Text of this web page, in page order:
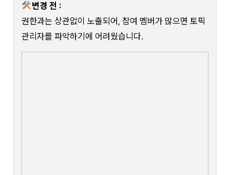
변경 전 :
권한과는 상관없이 노출되어, 참여 멤버가 많으면 토픽
관리자를 파악하기에 어려웠습니다.